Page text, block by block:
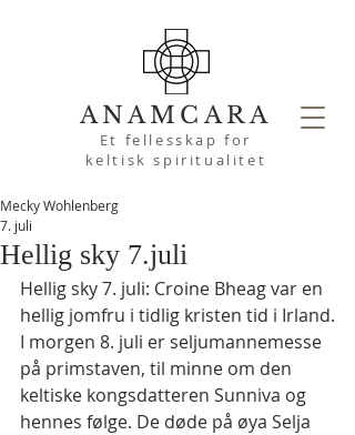
ANAMCARA
Et fellesskap for
keltisk spiritualitet
Hellig sky 7.juli
Mecky Wohlenberg
7. juli
Hellig sky 7. juli: Croine Bheag var en
hellig jomfru i tidlig kristen tid i Irland.
I morgen 8. juli er seljumannemesse
på primstaven, til minne om den
keltiske kongsdatteren Sunniva og
hennes følge. De døde på øya Selja